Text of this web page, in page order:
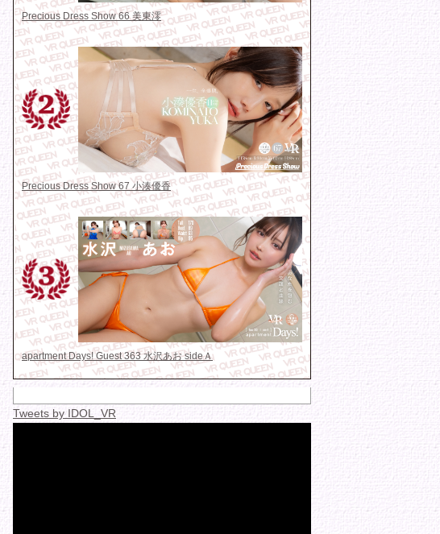
Precious Dress Show 66 美東澪
Precious Dress Show 67 小湊優香
apartment Days! Guest 363 水沢あお sideＡ
Tweets by IDOL_VR